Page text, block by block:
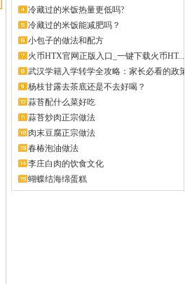
冷藏过的米饭热量更低吗?
冷藏过的米饭能减肥吗？
小包子的做法和配方
火币HTX官网正版入口_一键下载火币HT...
武汉学籍入学转学全攻略：家长必看的政策
解...
杨枝甘露去茶底还是不去好喝？
蒜苔配什么菜好吃
蒜苔炒肉正宗做法
肉末豆腐正宗做法
春椿泡油做法
李庄白肉的饮食文化
蝴蝶结海绵蛋糕